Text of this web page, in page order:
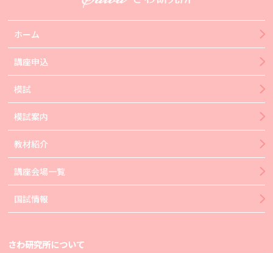
ホーム
講座申込
模試
模試案内
教材紹介
講座会場一覧
国試情報
さわ研究所について